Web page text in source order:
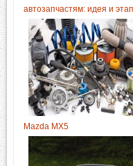
автозапчастям: идея и
Mazda MX5